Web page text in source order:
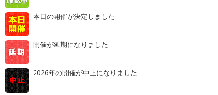
本日の開催が決定しました
開催が延期になりました
2026年の開催が中止になりました